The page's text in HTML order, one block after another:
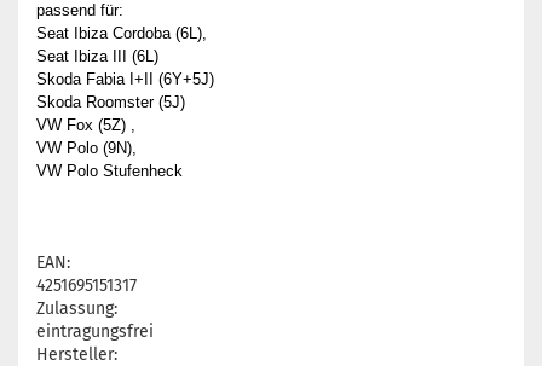
passend für:
Seat Ibiza Cordoba (6L),
Seat Ibiza III (6L)
Skoda Fabia I+II (6Y+5J)
Skoda Roomster (5J)
VW Fox (5Z) ,
VW Polo (9N),
VW Polo Stufenheck
EAN:
4251695151317
Zulassung:
eintragungsfrei
Hersteller: